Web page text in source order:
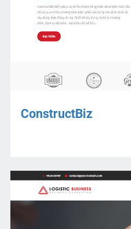
ConstructBiz